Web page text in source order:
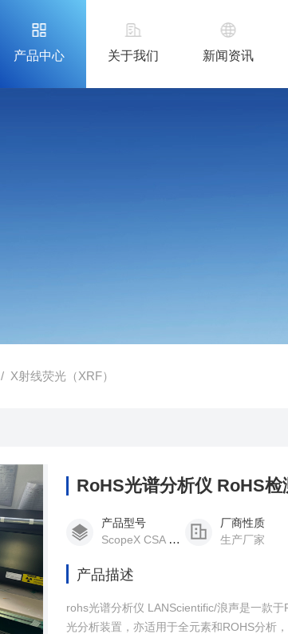
产品中心 关于我们 新闻资讯
/ X射线荧光（XRF）
RoHS光谱分析仪 RoHS检
产品型号
ScopeX CSA 600
厂商性质
生产厂家
产品描述
rohs光谱分析仪 LANScientific/浪声是一款
光分析装置，亦适用于全元素和ROHS分析